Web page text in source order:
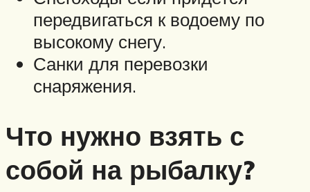
передвигаться к водоему по
высокому снегу.
Санки для перевозки
снаряжения.
Что нужно взять с
собой на рыбалку?